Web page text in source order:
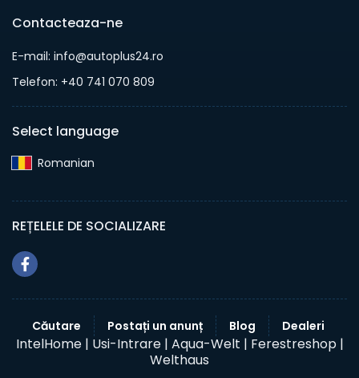
Contacteaza-ne
E-mail: info@autoplus24.ro
Telefon: +40 741 070 809
Select language
Romanian‎
REȚELELE DE SOCIALIZARE
Căutare Postați un anunț Blog Dealeri
IntelHome | Usi-Intrare | Aqua-Welt | Ferestreshop |
Welthaus